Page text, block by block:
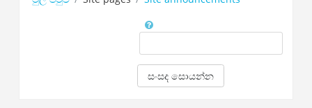
සංසද සොයන්න